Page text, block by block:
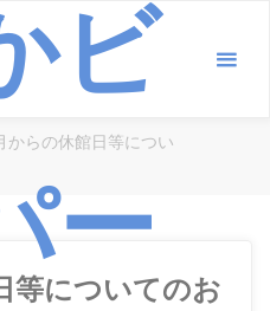
ビ
ー
からの休館日等につい
等についてのお